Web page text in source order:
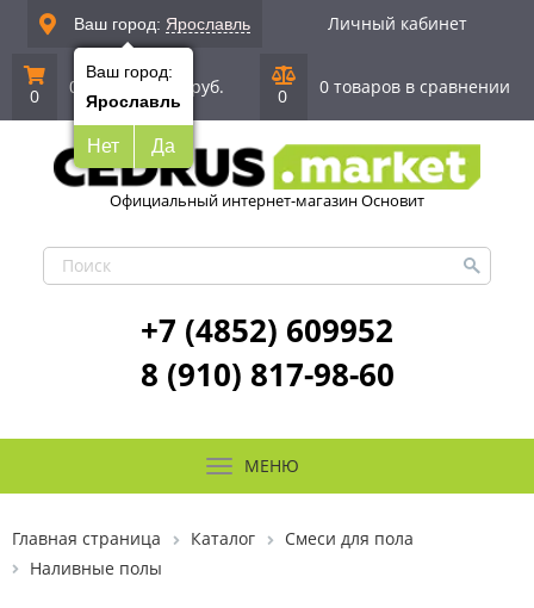
Ваш город: Ярославль
Ваш город:
Ярославль
Нет Да
Личный кабинет
0 0 позиций | 0 руб. 0 0 товаров в сравнении
Официальный интернет-магазин Основит
+7 (4852) 609952
8 (910) 817-98-60
МЕНЮ
Главная страница Каталог
Смеси для пола
Наливные полы